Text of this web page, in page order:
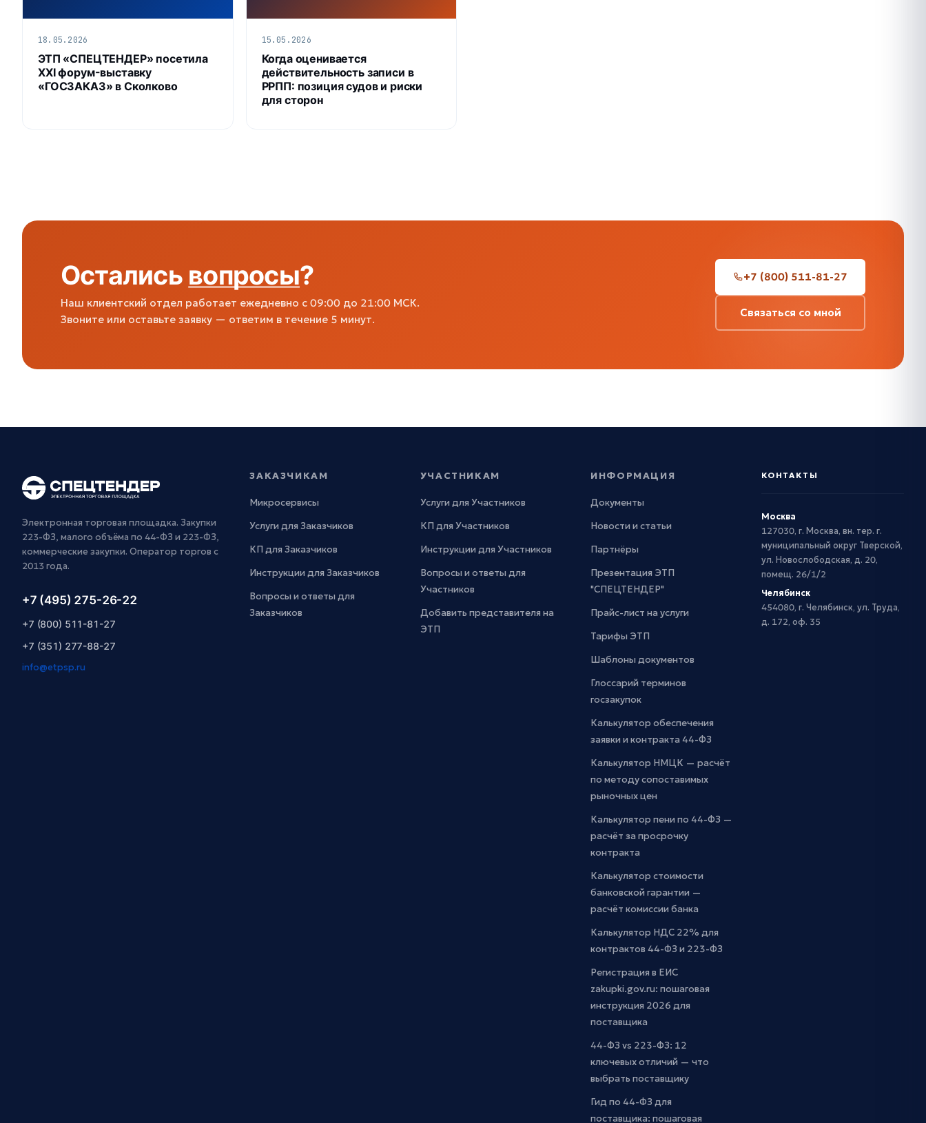
18.05.2026
ЭТП «СПЕЦТЕНДЕР» посетила
XXI форум-выставку
«ГОСЗАКАЗ» в Сколково
15.05.2026
Когда оценивается
действительность записи в
РРПП: позиция судов и риски
для сторон
Остались вопросы?
Наш клиентский отдел работает ежедневно с 09:00 до 21:00 МСК.
Звоните или оставьте заявку — ответим в течение 5 минут.
+7 (800) 511-81-27
Связаться со мной
Электронная торговая площадка. Закупки
223-ФЗ, малого объёма по 44-ФЗ и 223-ФЗ,
коммерческие закупки. Оператор торгов с
2013 года.
+7 (495) 275-26-22
+7 (800) 511-81-27
+7 (351) 277-88-27
info@etpsp.ru
ЗАКАЗЧИКАМ
Микросервисы
Услуги для Заказчиков
КП для Заказчиков
Инструкции для Заказчиков
Вопросы и ответы для
Заказчиков
УЧАСТНИКАМ
Услуги для Участников
КП для Участников
Инструкции для Участников
Вопросы и ответы для
Участников
Добавить представителя на
ЭТП
ИНФОРМАЦИЯ
Документы
Новости и статьи
Партнёры
Презентация ЭТП
"СПЕЦТЕНДЕР"
Прайс-лист на услуги
Тарифы ЭТП
Шаблоны документов
Глоссарий терминов
госзакупок
Калькулятор обеспечения
заявки и контракта 44-ФЗ
Калькулятор НМЦК — расчёт
по методу сопоставимых
рыночных цен
Калькулятор пени по 44-ФЗ —
расчёт за просрочку
контракта
Калькулятор стоимости
банковской гарантии —
расчёт комиссии банка
Калькулятор НДС 22% для
контрактов 44-ФЗ и 223-ФЗ
Регистрация в ЕИС
zakupki.gov.ru: пошаговая
инструкция 2026 для
поставщика
44-ФЗ vs 223-ФЗ: 12
ключевых отличий — что
выбрать поставщику
Гид по 44-ФЗ для
поставщика: пошаговая
КОНТАКТЫ
Москва
127030, г. Москва, вн. тер. г.
муниципальный округ Тверской,
ул. Новослободская, д. 20,
помещ. 26/1/2
Челябинск
454080, г. Челябинск, ул. Труда,
д. 172, оф. 35